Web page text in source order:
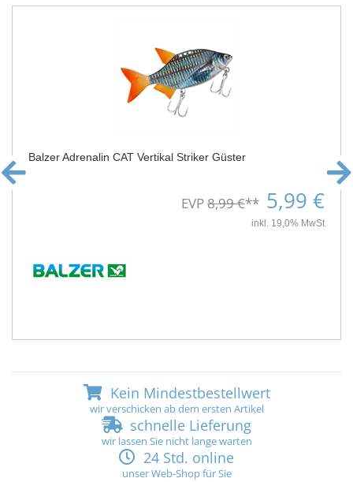
Balzer Adrenalin CAT Vertikal Striker Güster
EVP8,99 €** 5,99 €
inkl. 19,0% MwSt
Kein Mindestbestellwert
wir verschicken ab dem ersten Artikel
schnelle Lieferung
wir lassen Sie nicht lange warten
24 Std. online
unser Web-Shop für Sie